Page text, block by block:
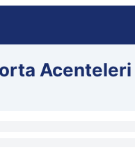
Acenteleri